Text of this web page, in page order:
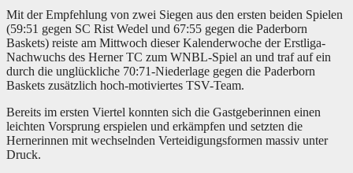
Mit der Empfehlung von zwei Siegen aus den ersten beiden Spielen
(59:51 gegen SC Rist Wedel und 67:55 gegen die Paderborn
Baskets) reiste am Mittwoch dieser Kalenderwoche der Erstliga-
Nachwuchs des Herner TC zum WNBL-Spiel an und traf auf ein
durch die unglückliche 70:71-Niederlage gegen die Paderborn
Baskets zusätzlich hoch-motiviertes TSV-Team.
Bereits im ersten Viertel konnten sich die Gastgeberinnen einen
leichten Vorsprung erspielen und erkämpfen und setzten die
Hernerinnen mit wechselnden Verteidigungsformen massiv unter
Druck.